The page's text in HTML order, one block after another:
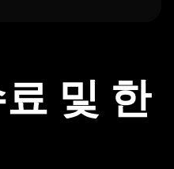
및 한